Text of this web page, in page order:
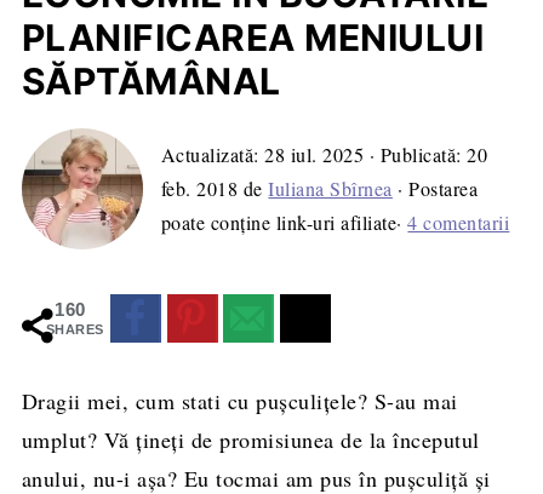
PLANIFICAREA MENIULUI
SĂPTĂMÂNAL
Actualizată:28 iul. 2025 · Publicată:20
feb. 2018 deIuliana Sbîrnea · Postarea
poate conține link-uri afiliate·4 comentarii
160
SHARES
Dragii mei, cum stati cu puşculiţele? S-au mai
umplut? Vă ţineţi de promisiunea de la începutul
anului, nu-i aşa? Eu tocmai am pus în puşculiţă şi